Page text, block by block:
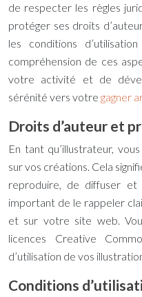
de respecter les règles
protéger ses droits
les conditions
compréhension de ces
votre activité et de
sérénité vers votre gagner
Droits d’auteur et
En tant qu’illustrateur,
sur vos créations. Cela
reproduire, de diffuser
important de le rappeler
et sur votre site web.
licences Creative
d’utilisation de vos
Conditions